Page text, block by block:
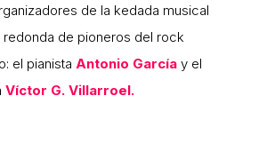
de la kedada musical
redonda de pioneros del rock
el pianista Antonio García y el
Víctor G. Villarroel.